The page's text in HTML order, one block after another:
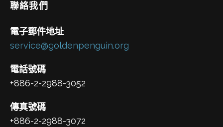
聯絡我們
電子郵件地址
service@goldenpenguin.org
電話號碼
+886-2-2988-3052
傳真號碼
+886-2-2988-3072